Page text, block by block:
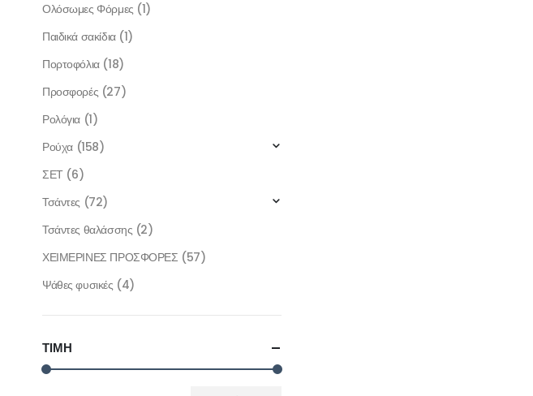
Ολόσωμες Φόρμες (1)
Παιδικά σακίδια (1)
Πορτοφόλια (18)
Προσφορές (27)
Ρολόγια (1)
Ρούχα (158)
ΣΕΤ (6)
Τσάντες (72)
Τσάντες θαλάσσης (2)
ΧΕΙΜΕΡΙΝΕΣ ΠΡΟΣΦΟΡΕΣ (57)
Ψάθες φυσικές (4)
ΤΙΜΗ